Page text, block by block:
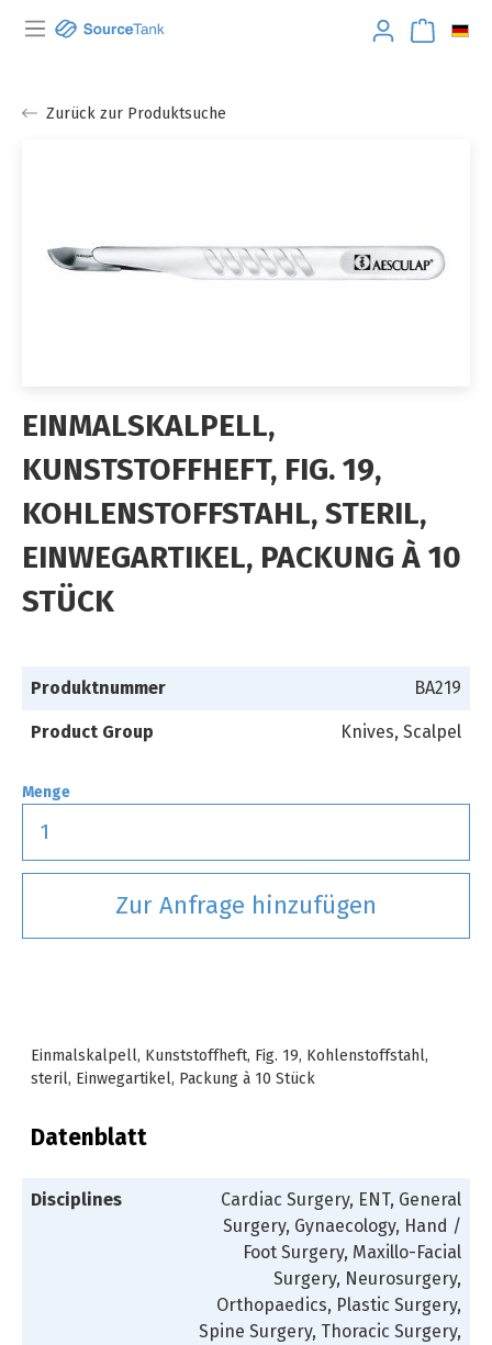
Zurück zur Produktsuche
EINMALSKALPELL,
KUNSTSTOFFHEFT, FIG. 19,
KOHLENSTOFFSTAHL, STERIL,
EINWEGARTIKEL, PACKUNG À 10
STÜCK
Produktnummer BA219
Product Group Knives, Scalpel
Menge
Zur Anfrage hinzufügen
Einmalskalpell, Kunststoffheft, Fig. 19, Kohlenstoffstahl,
steril, Einwegartikel, Packung à 10 Stück
Datenblatt
Disciplines
Cardiac Surgery, ENT, General
Surgery, Gynaecology, Hand /
Foot Surgery, Maxillo-Facial
Surgery, Neurosurgery,
Orthopaedics, Plastic Surgery,
Spine Surgery, Thoracic Surgery,